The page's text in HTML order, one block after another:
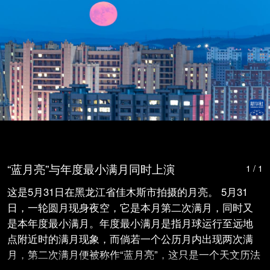
“蓝月亮”与年度最小满月同时上演 1 / 1
这是5月31日在黑龙江省佳木斯市拍摄的月亮。 5月31
日，一轮圆月现身夜空，它是本月第二次满月，同时又
是本年度最小满月。年度最小满月是指月球运行至远地
点附近时的满月现象，而倘若一个公历月内出现两次满
月，第二次满月便被称作“蓝月亮”，这只是一个天文历法